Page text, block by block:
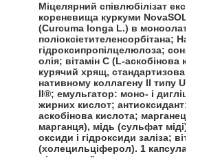
Міцелярний співлюбілізат
кореневища куркуми NovaSOL®
(Curcuma longa L.) в моноолаті
поліоксіетителенсорбітана;
гідроксипропілцелюлоза;
олія; вітамін С (L-аскобінова
курячий хрящ,
нативному коллагену II типу UC-
II®; емульгатор: моно- і
жирних кислот; антиоксидант:
аскобінова кислота; марганець
марганця), мідь (сульфат міді),
оксиди і гідроксиди заліза;
(холецильціферол). 1 капсула